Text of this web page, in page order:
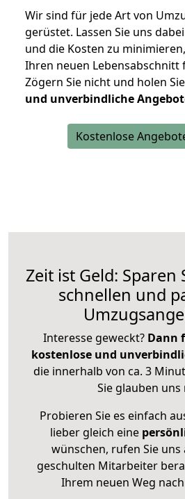
Wir sind für jede Art von
gerüstet. Lassen Sie uns
und die Kosten zu
Ihren neuen Lebensabschnitt
Zögern Sie nicht und holen
und unverbindliche
Kostenlose
Zeit ist Geld: Sparen
schnellen und
Interesse geweckt? Dann
kostenlose und
die innerhalb von ca. 3
Sie glauben uns
Probieren Sie es einfach
lieber gleich eine
wünschen, rufen Sie
geschulten Mitarbeiter
Ihrem neuen Weg